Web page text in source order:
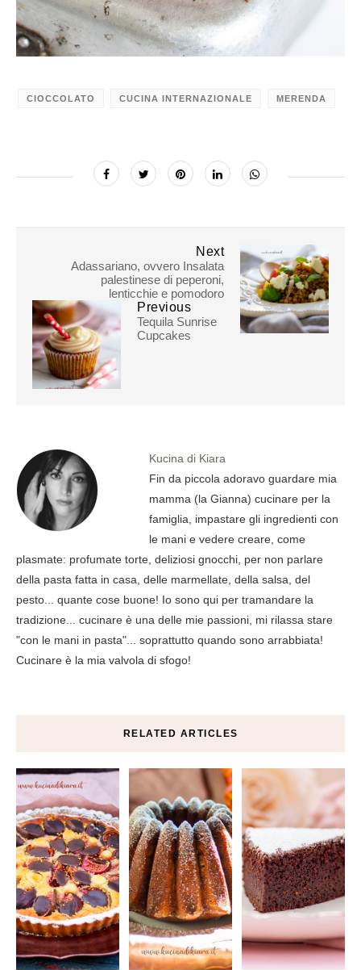
CIOCCOLATO CUCINA INTERNAZIONALE MERENDA
Next
Adassariano, ovvero Insalata
palestinese di peperoni,
lenticchie e pomodoro
Previous
Tequila Sunrise
Cupcakes
Kucina di Kiara
Fin da piccola adoravo guardare mia
mamma (la Gianna) cucinare per la
famiglia, impastare gli ingredienti con
le mani e vedere creare, come
plasmate: profumate torte, deliziosi gnocchi, per non parlare
della pasta fatta in casa, delle marmellate, della salsa, del
pesto... quante cose buone! Io sono qui per tramandare la
tradizione... cucinare è una delle mie passioni, mi rilassa stare
"con le mani in pasta"... soprattutto quando sono arrabbiata!
Cucinare è la mia valvola di sfogo!
RELATED ARTICLES